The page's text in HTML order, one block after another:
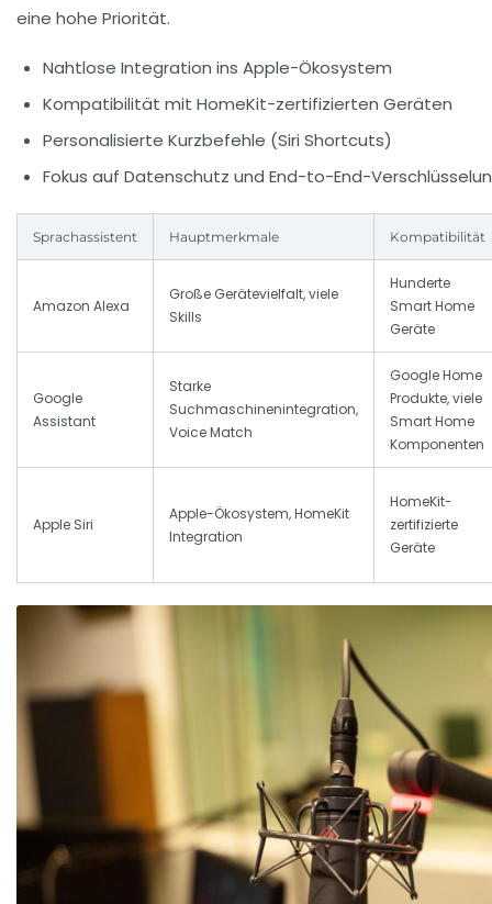
eine hohe Priorität.
Nahtlose Integration ins Apple-Ökosystem
Kompatibilität mit HomeKit-zertifizierten Geräten
Personalisierte Kurzbefehle (Siri Shortcuts)
Fokus auf Datenschutz und End-to-End-
Sprachassistent Hauptmerkmale Kompatibilität
Amazon Alexa
Große Gerätevielfalt, viele
Skills
Hunderte
Smart Home
Geräte
Google
Assistant
Starke
Suchmaschinenintegration,
Voice Match
Google Home
Produkte, viele
Smart Home
Komponenten
Apple Siri
Apple-Ökosystem, HomeKit
Integration
HomeKit-
zertifizierte
Geräte